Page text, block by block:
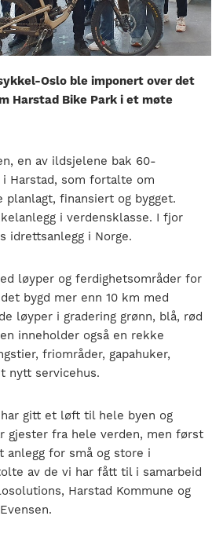
Oslo ble imponert over det
Harstad Bike Park i et møte
en av ildsjelene bak 60-
Harstad, som fortalte om
planlagt, finansiert og bygget.
i verdensklasse. I fjor
idrettsanlegg i Norge.
løyper og ferdighetsområder for
bygd mer enn 10 km med
løyper i gradering grønn, blå, rød
inneholder også en rekke
friområder, gapahuker,
nytt servicehus.
gitt et løft til hele byen og
gjester fra hele verden, men først
anlegg for små og store i
av de vi har fått til i samarbeid
Harstad Kommune og